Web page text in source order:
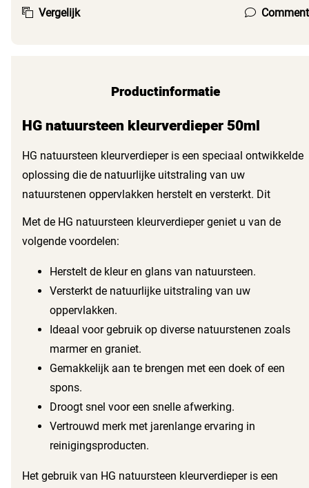
Vergelijk Comment
Productinformatie
HG natuursteen kleurverdieper 50ml
HG natuursteen kleurverdieper is een speciaal ontwikkelde
oplossing die de natuurlijke uitstraling van uw
natuurstenen oppervlakken herstelt en versterkt. Dit
thuisgebruik als professioneel onderhoud.
Met de HG natuursteen kleurverdieper geniet u van de
volgende voordelen:
Herstelt de kleur en glans van natuursteen.
Versterkt de natuurlijke uitstraling van uw
oppervlakken.
Ideaal voor gebruik op diverse natuurstenen zoals
marmer en graniet.
Gemakkelijk aan te brengen met een doek of een
spons.
Droogt snel voor een snelle afwerking.
Vertrouwd merk met jarenlange ervaring in
reinigingsproducten.
Het gebruik van HG natuursteen kleurverdieper is een